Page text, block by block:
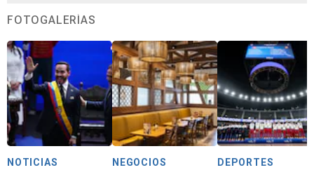
FOTOGALERÍAS
NOTICIAS NEGOCIOS DEPORTES